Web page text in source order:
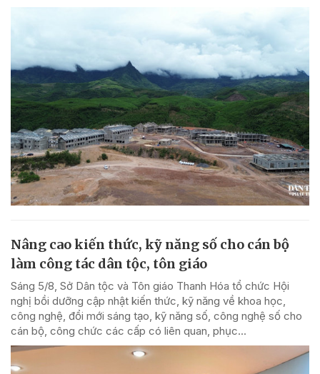
Nâng cao kiến thức, kỹ năng số cho cán bộ
làm công tác dân tộc, tôn giáo
Sáng 5/8, Sở Dân tộc và Tôn giáo Thanh Hóa tổ chức Hội
nghị bồi dưỡng cập nhật kiến thức, kỹ năng về khoa học,
công nghệ, đổi mới sáng tạo, kỹ năng số, công nghệ số cho
cán bộ, công chức các cấp có liên quan, phục...